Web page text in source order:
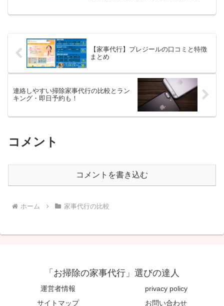
【家事代行】プレジールの口コミと特徴
まとめ
連絡しやすい掃除家事代行の比較とラン
キング・即日予約も！
コメント
コメントを書き込む
ホーム 家事代行の比較
「お掃除の家事代行」選びの達人
運営者情報
privacy policy
サイトマップ
お問い合わせ